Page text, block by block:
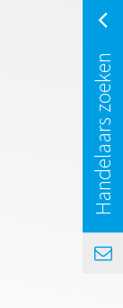
Handelaars zoeken